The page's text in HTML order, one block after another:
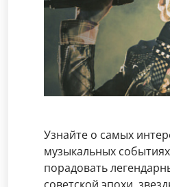
Узнайте о самых
музыкальных
порадовать